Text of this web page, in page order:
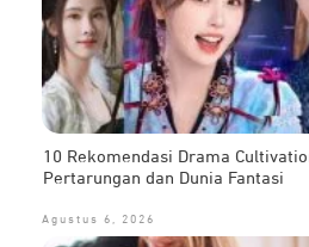
10 Rekomendasi Drama
Pertarungan dan Dunia Fantasi
Agustus 6, 2026